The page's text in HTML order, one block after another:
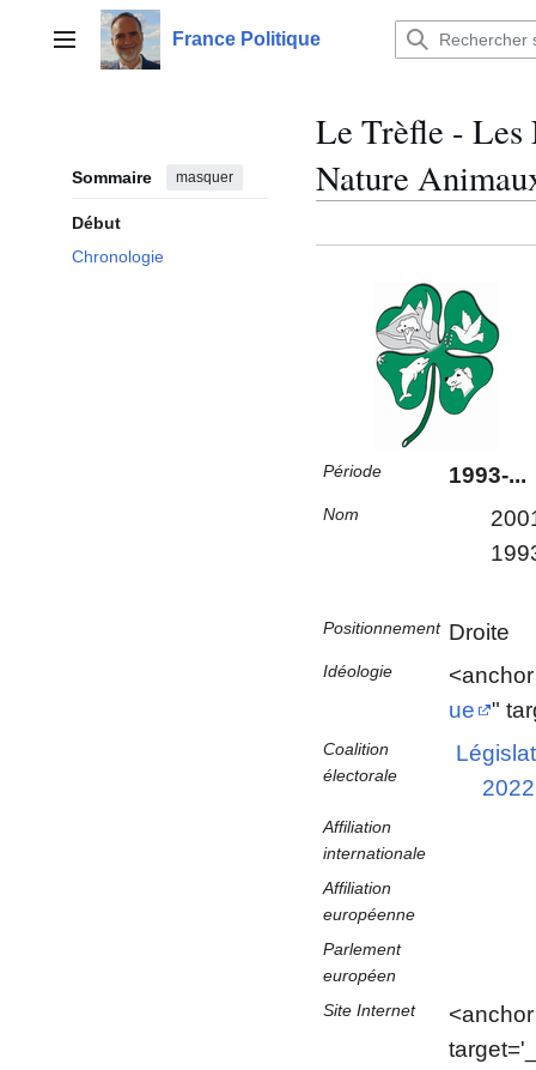
contenuMenu principalFrance Politique
Sommaire masquer
Début
Chronologie
Le Trèfle - Les
Nature
Période 1993-...
Nom
Positionnement Droite
Idéologie
ue
"
Coalition
électorale
2022
Affiliation
internationale
Affiliation
européenne
Parlement
européen
Site Internet